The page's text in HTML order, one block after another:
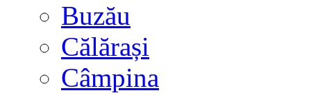
Buzău
Călărași
Câmpina